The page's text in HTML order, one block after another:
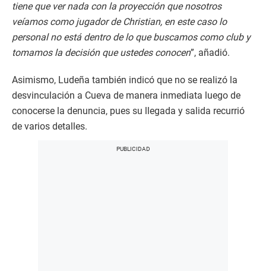
tiene que ver nada con la proyección que nosotros
veíamos como jugador de Christian, en este caso lo
personal no está dentro de lo que buscamos como club y
tomamos la decisión que ustedes conocen”, añadió.
Asimismo, Ludeña también indicó que no se realizó la
desvinculación a Cueva de manera inmediata luego de
conocerse la denuncia, pues su llegada y salida recurrió
de varios detalles.